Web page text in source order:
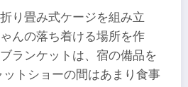
り畳み式ケージを組み立
んの落ち着ける場所を作
ランケットは、宿の備品を
トショーの間はあまり食事